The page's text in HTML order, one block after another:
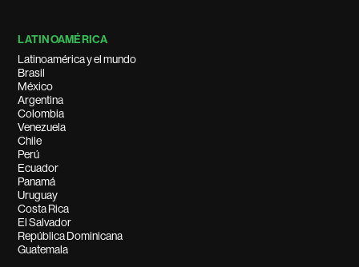
LATINOAMÉRICA
Latinoamérica y el mundo
Brasil
México
Argentina
Colombia
Venezuela
Chile
Perú
Ecuador
Panamá
Uruguay
Costa Rica
El Salvador
República Dominicana
Guatemala